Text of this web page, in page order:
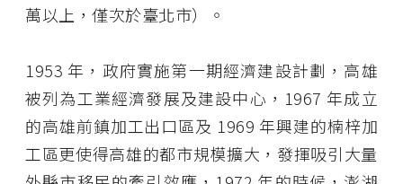
萬以上，僅次於臺北市）。
1953 年，政府實施第一期經濟建設計劃，高雄
被列為工業經濟發展及建設中心，1967 年成立
的高雄前鎮加工出口區及 1969 年興建的楠梓加
工區更使得高雄的都市規模擴大，發揮吸引大量